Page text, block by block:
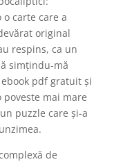
carte care a
original
respins, ca un
simțindu-mă
pdf gratuit și
mai mare
puzzle care și-a
de